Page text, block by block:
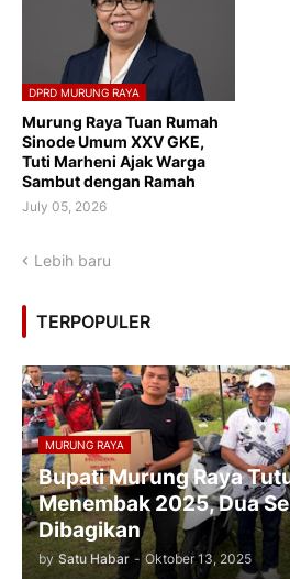
DPRD MURUNG RAYA
Murung Raya Tuan Rumah
Sinode Umum XXV GKE,
Tuti Marheni Ajak Warga
Sambut dengan Ramah
July 05, 2026
Lebih baru
TERPOPULER
MURUNG RAYA
Bupati Murung Raya
Menembak 2025, Dua
Dibagikan
by Satu Habar - Oktober 13, 2025